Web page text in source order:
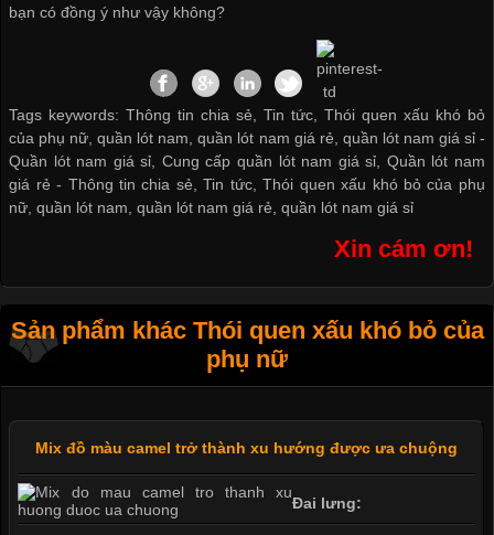
bạn có đồng ý như vậy không?
Tags keywords: Thông tin chia sẻ, Tin tức, Thói quen xấu khó bỏ
của phụ nữ, quần lót nam, quần lót nam giá rẻ, quần lót nam giá sỉ -
Quần lót nam giá sỉ, Cung cấp quần lót nam giá sỉ, Quần lót nam
giá rẻ - Thông tin chia sẻ,Tin tức,Thói quen xấu khó bỏ của phụ
nữ,quần lót nam,quần lót nam giá rẻ,quần lót nam giá sỉ
Xin cám ơn!
Sản phẩm khác Thói quen xấu khó bỏ của
phụ nữ
Mix đồ màu camel trở thành xu hướng được ưa chuộng
Đai lưng: